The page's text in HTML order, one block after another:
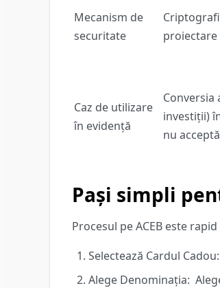
Mecanism de
securitate
proiectare
Caz de utilizare
în evidență
Conversia
investiții)
nu
Pași simpli
Procesul pe ACEB este
Selectează Cardul Cadou:
Alege Denominația: